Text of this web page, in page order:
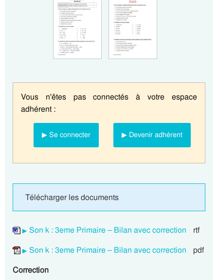
Vous n'êtes pas connectés à votre espace
adhérent :
▶ Se connecter ▶ Devenir adhérent
Télécharger les documents
Son k : 3eme Primaire – Bilan avec correction
rtf
Son k : 3eme Primaire – Bilan avec correction
pdf
Correction